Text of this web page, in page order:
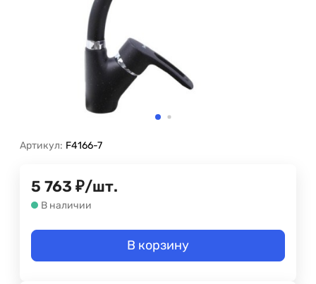
Артикул: F4166-7
5 763 ₽/шт.
В наличии
В корзину